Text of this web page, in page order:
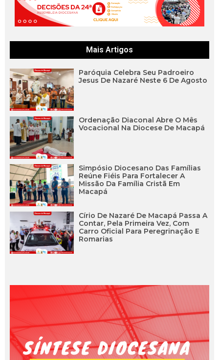
Mais Artigos
Paróquia Celebra Seu Padroeiro
Jesus De Nazaré Neste 6 De Agosto
Ordenação Diaconal Abre O Mês
Vocacional Na Diocese De Macapá
Simpósio Diocesano Das Famílias
Reúne Fiéis Para Fortalecer A
Missão Da Família Cristã Em
Macapá
Círio De Nazaré De Macapá Passa A
Contar, Pela Primeira Vez, Com
Carro Oficial Para Peregrinação E
Romarias